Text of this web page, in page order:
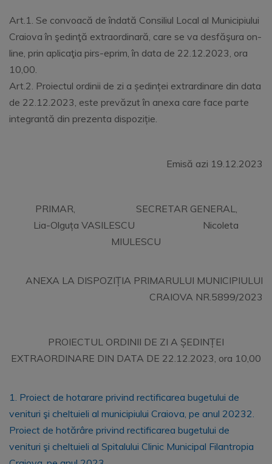
Art.1. Se convoacă de îndată Consiliul Local al Municipiului
Craiova în şedinţă extraordinară, care se va desfăşura on-
line, prin aplicaţia pirs-eprim, în data de 22.12.2023, ora
10,00.
Art.2. Proiectul ordinii de zi a ședinței extrardinare din data
de 22.12.2023, este prevăzut în anexa care face parte
integrantă din prezenta dispoziție.
Emisă azi 19.12.2023
PRIMAR, SECRETAR GENERAL,
Lia-Olguța VASILESCU Nicoleta
MIULESCU
ANEXA LA DISPOZIȚIA PRIMARULUI MUNICIPIULUI
CRAIOVA NR.5899/2023
PROIECTUL ORDINII DE ZI A ȘEDINȚEI
EXTRAORDINARE DIN DATA DE 22.12.2023, ora 10,00
1. Proiect de hotarare privind rectificarea bugetului de
venituri şi cheltuieli al municipiului Craiova, pe anul 20232.
Proiect de hotărâre privind rectificarea bugetului de
venituri şi cheltuieli al Spitalului Clinic Municipal Filantropia